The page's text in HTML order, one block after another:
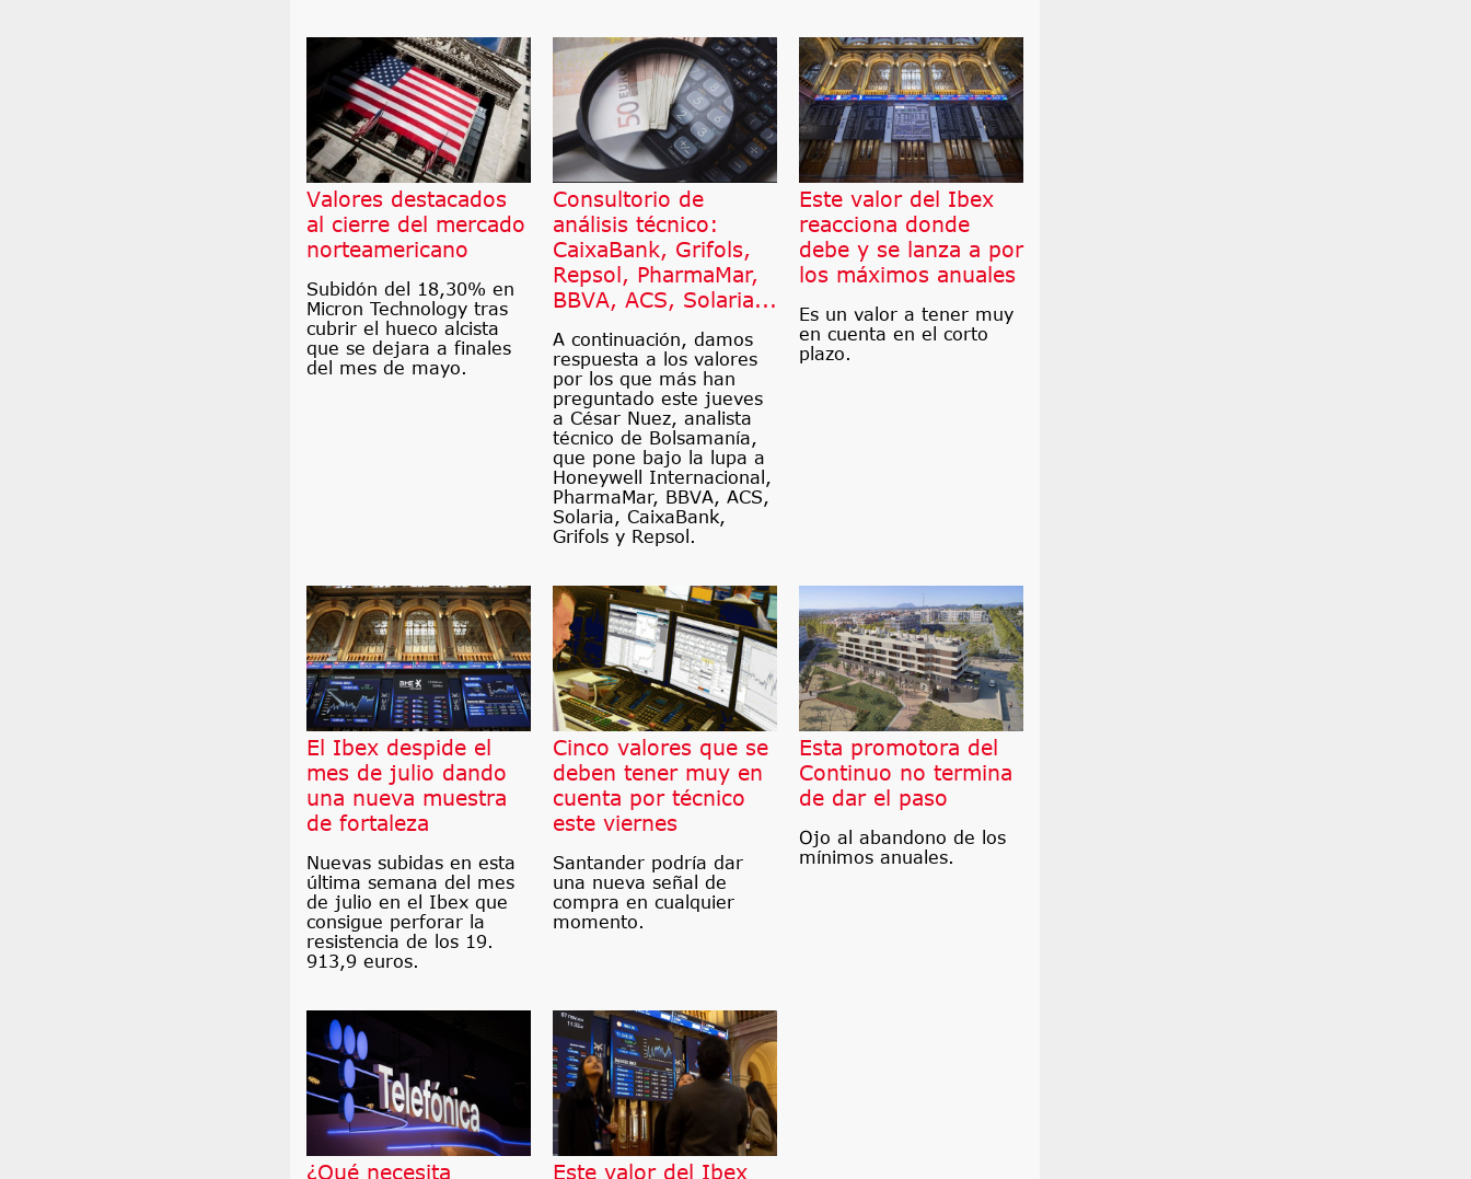
Valores destacados
al cierre del mercado
norteamericano
Subidón del 18,30% en
Micron Technology tras
cubrir el hueco alcista
que se dejara a finales
del mes de mayo.
Consultorio de
análisis técnico:
CaixaBank, Grifols,
Repsol, PharmaMar,
BBVA, ACS, Solaria...
A continuación, damos
respuesta a los valores
por los que más han
preguntado este jueves
a César Nuez, analista
técnico de Bolsamanía,
que pone bajo la lupa a
Honeywell Internacional,
PharmaMar, BBVA, ACS,
Solaria, CaixaBank,
Grifols y Repsol.
Este valor del Ibex
reacciona donde
debe y se lanza a por
los máximos anuales
Es un valor a tener muy
en cuenta en el corto
plazo.
El Ibex despide el
mes de julio dando
una nueva muestra
de fortaleza
Nuevas subidas en esta
última semana del mes
de julio en el Ibex que
consigue perforar la
resistencia de los 19.
913,9 euros.
Cinco valores que se
deben tener muy en
cuenta por técnico
este viernes
Santander podría dar
una nueva señal de
compra en cualquier
momento.
Esta promotora del
Continuo no termina
de dar el paso
Ojo al abandono de los
mínimos anuales.
¿Qué necesita Este valor del Ibex